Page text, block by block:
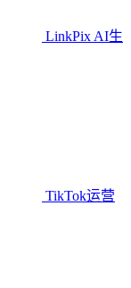
LinkPix AI生
TikTok运营